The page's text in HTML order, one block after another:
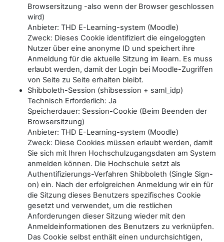
Browsersitzung -also wenn der Browser geschlossen
wird)
Anbieter: THD E-Learning-system (Moodle)
Zweck: Dieses Cookie identifiziert die eingeloggten
Nutzer über eine anonyme ID und speichert ihre
Anmeldung für die aktuelle Sitzung im ilearn. Es muss
erlaubt werden, damit der Login bei Moodle-Zugriffen
von Seite zu Seite erhalten bleibt.
Shibboleth-Session (shibsession + saml_idp)
Technisch Erforderlich: Ja
Speicherdauer: Session-Cookie (Beim Beenden der
Browsersitzung)
Anbieter: THD E-Learning-system (Moodle)
Zweck: Diese Cookies müssen erlaubt werden, damit
Sie sich mit Ihren Hochschulzugangsdaten am System
anmelden können. Die Hochschule setzt als
Authentifizierungs-Verfahren Shibboleth (Single Sign-
on) ein. Nach der erfolgreichen Anmeldung wir ein für
die Sitzung dieses Benutzers spezifisches Cookie
gesetzt und verwendet, um die restlichen
Anforderungen dieser Sitzung wieder mit den
Anmeldeinformationen des Benutzers zu verknüpfen.
Das Cookie selbst enthält einen undurchsichtigen,